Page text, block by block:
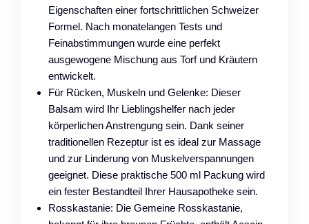
Eigenschaften einer fortschrittlichen Schweizer
Formel. Nach monatelangen Tests und
Feinabstimmungen wurde eine perfekt
ausgewogene Mischung aus Torf und Kräutern
entwickelt.
Für Rücken, Muskeln und Gelenke: Dieser
Balsam wird Ihr Lieblingshelfer nach jeder
körperlichen Anstrengung sein. Dank seiner
traditionellen Rezeptur ist es ideal zur Massage
und zur Linderung von Muskelverspannungen
geeignet. Diese praktische 500 ml Packung wird
ein fester Bestandteil Ihrer Hausapotheke sein.
Rosskastanie: Die Gemeine Rosskastanie,